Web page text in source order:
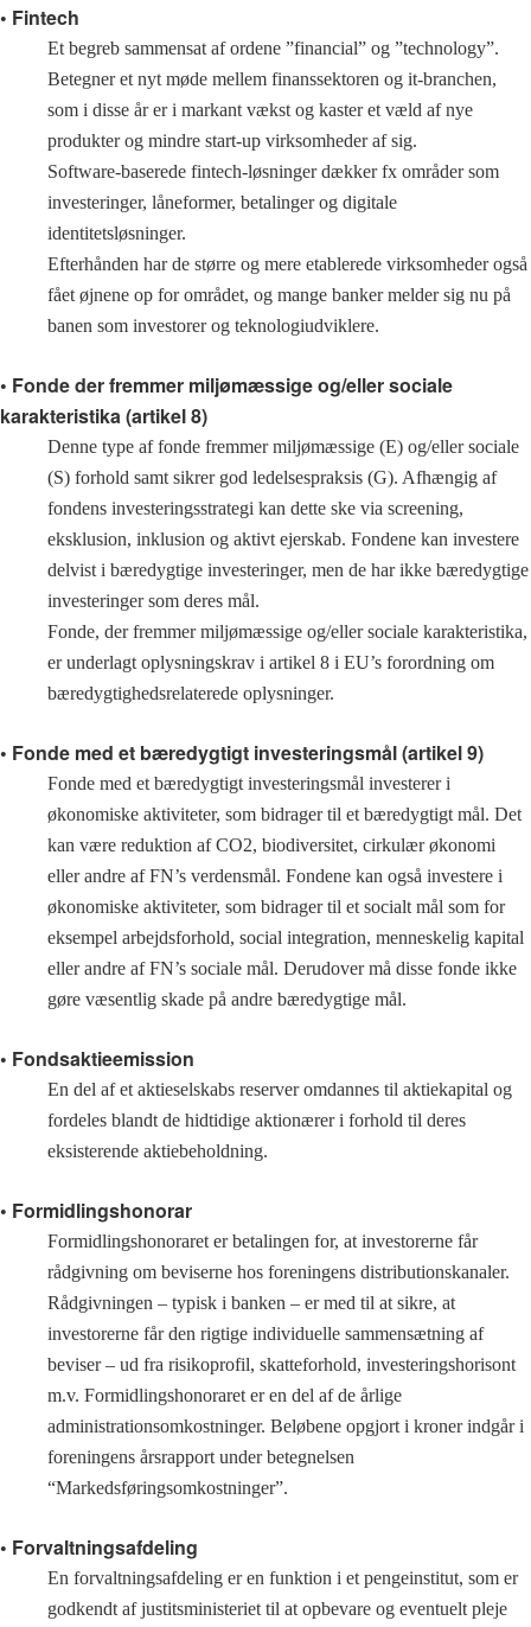
• Fintech
Et begreb sammensat af ordene ”financial” og ”technology”.
Betegner et nyt møde mellem finanssektoren og it-branchen,
som i disse år er i markant vækst og kaster et væld af nye
produkter og mindre start-up virksomheder af sig.
Software-baserede fintech-løsninger dækker fx områder som
investeringer, låneformer, betalinger og digitale
identitetsløsninger.
Efterhånden har de større og mere etablerede virksomheder også
fået øjnene op for området, og mange banker melder sig nu på
banen som investorer og teknologiudviklere.
• Fonde der fremmer miljømæssige og/eller sociale
karakteristika (artikel 8)
Denne type af fonde fremmer miljømæssige (E) og/eller sociale
(S) forhold samt sikrer god ledelsespraksis (G). Afhængig af
fondens investeringsstrategi kan dette ske via screening,
eksklusion, inklusion og aktivt ejerskab. Fondene kan investere
delvist i bæredygtige investeringer, men de har ikke bæredygtige
investeringer som deres mål.
Fonde, der fremmer miljømæssige og/eller sociale karakteristika,
er underlagt oplysningskrav i artikel 8 i EU’s forordning om
bæredygtighedsrelaterede oplysninger.
• Fonde med et bæredygtigt investeringsmål (artikel 9)
Fonde med et bæredygtigt investeringsmål investerer i
økonomiske aktiviteter, som bidrager til et bæredygtigt mål. Det
kan være reduktion af CO2, biodiversitet, cirkulær økonomi
eller andre af FN’s verdensmål. Fondene kan også investere i
økonomiske aktiviteter, som bidrager til et socialt mål som for
eksempel arbejdsforhold, social integration, menneskelig kapital
eller andre af FN’s sociale mål. Derudover må disse fonde ikke
gøre væsentlig skade på andre bæredygtige mål.
• Fondsaktieemission
En del af et aktieselskabs reserver omdannes til aktiekapital og
fordeles blandt de hidtidige aktionærer i forhold til deres
eksisterende aktiebeholdning.
• Formidlingshonorar
Formidlingshonoraret er betalingen for, at investorerne får
rådgivning om beviserne hos foreningens distributionskanaler.
Rådgivningen – typisk i banken – er med til at sikre, at
investorerne får den rigtige individuelle sammensætning af
beviser – ud fra risikoprofil, skatteforhold, investeringshorisont
m.v. Formidlingshonoraret er en del af de årlige
administrationsomkostninger. Beløbene opgjort i kroner indgår i
foreningens årsrapport under betegnelsen
“Markedsføringsomkostninger”.
• Forvaltningsafdeling
En forvaltningsafdeling er en funktion i et pengeinstitut, som er
godkendt af justitsministeriet til at opbevare og eventuelt pleje